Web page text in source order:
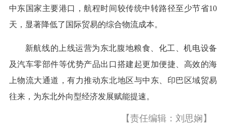
中东国家主要港口，航程时间较传统中转路径至少节省10
天，显著降低了国际贸易的综合物流成本。
新航线的上线运营为东北腹地粮食、化工、机电设备
及汽车零部件等优势产品出口搭建起更加便捷、高效的海
上物流大通道，有力推动东北地区与中东、印巴区域贸易
往来，为东北外向型经济发展赋能提速。
【责任编辑：刘思娴】